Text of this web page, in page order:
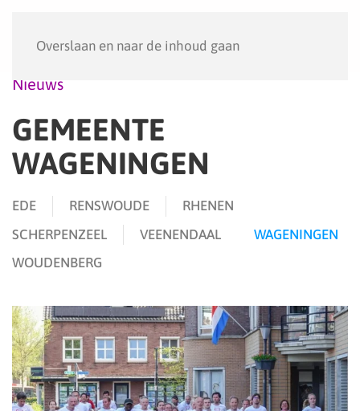
Overslaan en naar de inhoud gaan
Nieuws
GEMEENTE
WAGENINGEN
EDE RENSWOUDE
RHENEN
SCHERPENZEEL
VEENENDAAL
WAGENINGEN
WOUDENBERG